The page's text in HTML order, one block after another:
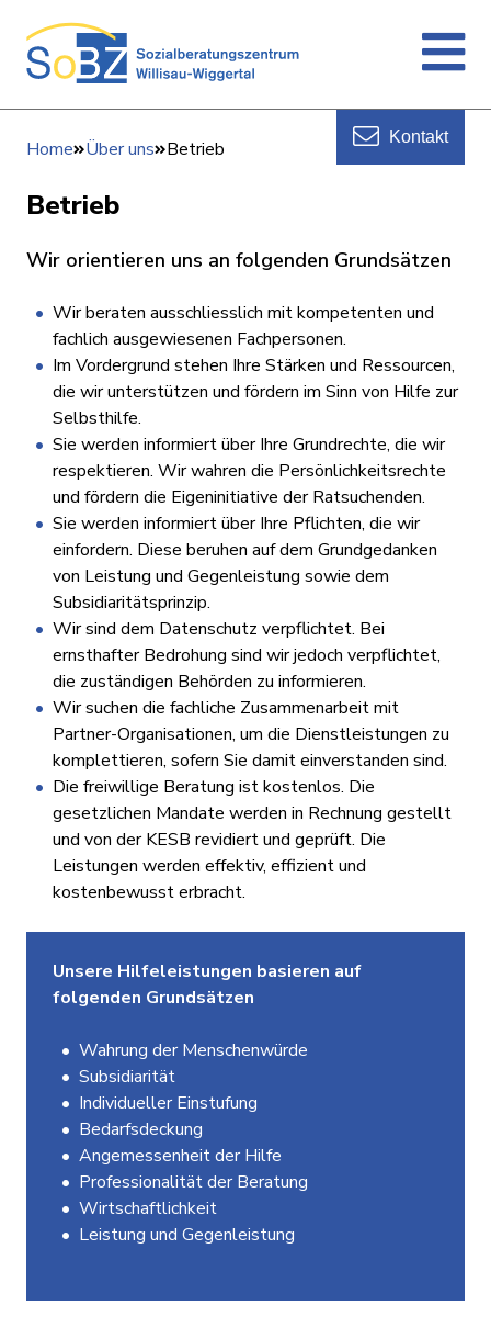
Kontakt
Home Über uns Betrieb
Betrieb
Wir orientieren uns an folgenden Grundsätzen
Wir beraten ausschliesslich mit kompetenten und
fachlich ausgewiesenen Fachpersonen.
Im Vordergrund stehen Ihre Stärken und Ressourcen,
die wir unterstützen und fördern im Sinn von Hilfe zur
Selbsthilfe.
Sie werden informiert über Ihre Grundrechte, die wir
respektieren. Wir wahren die Persönlichkeitsrechte
und fördern die Eigeninitiative der Ratsuchenden.
Sie werden informiert über Ihre Pflichten, die wir
einfordern. Diese beruhen auf dem Grundgedanken
von Leistung und Gegenleistung sowie dem
Subsidiaritätsprinzip.
Wir sind dem Datenschutz verpflichtet. Bei
ernsthafter Bedrohung sind wir jedoch verpflichtet,
die zuständigen Behörden zu informieren.
Wir suchen die fachliche Zusammenarbeit mit
Partner-Organisationen, um die Dienstleistungen zu
komplettieren, sofern Sie damit einverstanden sind.
Die freiwillige Beratung ist kostenlos. Die
gesetzlichen Mandate werden in Rechnung gestellt
und von der KESB revidiert und geprüft. Die
Leistungen werden effektiv, effizient und
kostenbewusst erbracht.
Unsere Hilfeleistungen basieren auf
folgenden Grundsätzen
Wahrung der Menschenwürde
Subsidiarität
Individueller Einstufung
Bedarfsdeckung
Angemessenheit der Hilfe
Professionalität der Beratung
Wirtschaftlichkeit
Leistung und Gegenleistung